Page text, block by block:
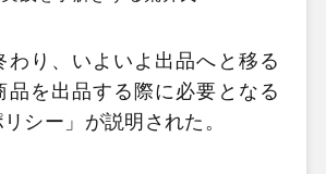
わり、いよいよ出品へと移る
品を出品する際に必要となる
リシー」が説明された。